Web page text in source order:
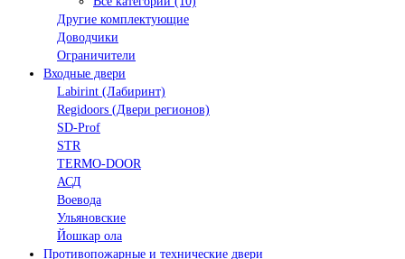
Другие комплектующие
Доводчики
Ограничители
Входные двери
Labirint (Лабиринт)
Regidoors (Двери регионов)
SD-Prof
STR
TERMO-DOOR
АСД
Воевода
Ульяновские
Йошкар ола
Противопожарные и технические двери